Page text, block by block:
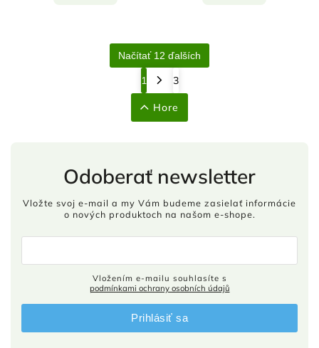
Načítať 12 ďalších
1 3
Hore
Odoberať newsletter
Vložte svoj e-mail a my Vám budeme zasielať informácie
o nových produktoch na našom e-shope.
podmínkami ochrany osobních údajů
Prihlásiť sa